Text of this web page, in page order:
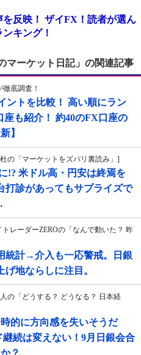
反映！ ザイFX！読者が選ん
キング！
マーケット日記」の関連記事
底調査！
ントを比較！ 高い順にラン
も紹介！ 約40のFX口座の
】
の「マーケットをズバリ裏読み」]
!? 米ドル高・円安は終焉を
打診があってもサプライズで
レーダーZEROの「なんで動いた？ 昨
統計→介入も一応警戒。日銀
地ならしに注目。
の「どうする？ どうなる？ 日本経
的に方向感を失いそうだ
続は変えない！9月日銀会合
？